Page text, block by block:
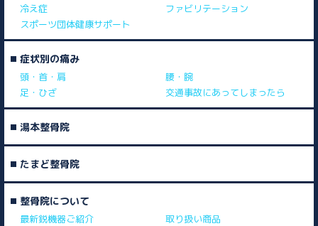
冷え症
ファビリテーション
スポーツ団体健康サポート
症状別の痛み
頭・首・肩
腰・腕
足・ひざ
交通事故にあってしまったら
湯本整骨院
たまど整骨院
整骨院について
最新鋭機器ご紹介 取り扱い商品